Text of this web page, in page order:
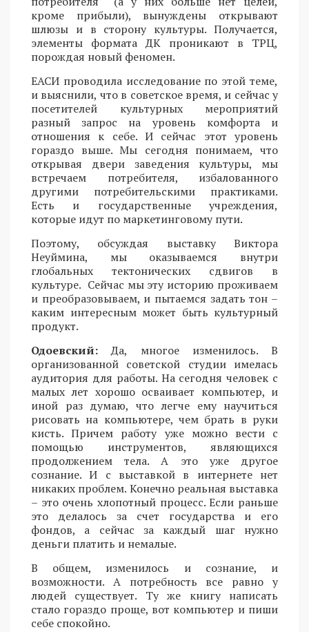
кроме прибыли), вынуждены открывают
шлюзы и в сторону культуры. Получается,
элементы формата ДК проникают в ТРЦ,
порождая новый феномен.
ЕАСИ проводила исследование по этой теме,
и выяснили, что в советское время, и сейчас у
посетителей культурных мероприятий
разный запрос на уровень комфорта и
отношения к себе. И сейчас этот уровень
гораздо выше. Мы сегодня понимаем, что
открывая двери заведения культуры, мы
встречаем потребителя, избалованного
другими потребительскими практиками.
Есть и государственные учреждения,
которые идут по маркетинговому пути.
Поэтому, обсуждая выставку Виктора
Неуймина, мы оказываемся внутри
глобальных тектонических сдвигов в
культуре. Сейчас мы эту историю проживаем
и преобразовываем, и пытаемся задать тон –
каким интересным может быть культурный
продукт.
Одоевский: Да, многое изменилось. В
организованной советской студии имелась
аудитория для работы. На сегодня человек с
малых лет хорошо осваивает компьютер, и
иной раз думаю, что легче ему научиться
рисовать на компьютере, чем брать в руки
кисть. Причем работу уже можно вести с
помощью инструментов, являющихся
продолжением тела. А это уже другое
сознание. И с выставкой в интернете нет
никаких проблем. Конечно реальная выставка
– это очень хлопотный процесс. Если раньше
это делалось за счет государства и его
фондов, а сейчас за каждый шаг нужно
деньги платить и немалые.
В общем, изменилось и сознание, и
возможности. А потребность все равно у
людей существует. Ту же книгу написать
стало гораздо проще, вот компьютер и пиши
себе спокойно.